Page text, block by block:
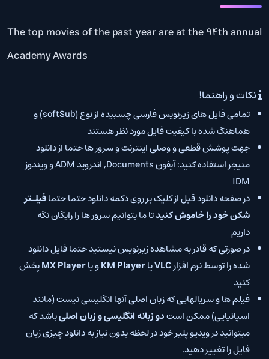
The top movies of the past year are at the 94th annual
Academy Awards
نکات و راهنما!
تمامی فایل های زیرنویس فارسی چسبیده از نوع (softSub) و
هماهنگ شده با کیفیت فایل مورد نظر هستند
جهت پوشش قطعی و وصلی اینترنت و سرور ها حتما از دانلود
منیجر استفاده کنید: آیفون Documents, اندروید ADM و ویندوز
IDM
در صفحه دانلود قبل از کلیک بر روی دکمه دانلود حتما حتمافیلـتر
شکن خود را خاموش کنیدتا ما بتوانیم سرور ها را رایگان نگه
داریم
در صورتی که قادر به مشاهده زیرنویس نیستید حتما فایل دانلود
شده را توسط نرم افزارVLCیاKM Playerو یاMX Playerپخش
کنید
فیلم ها و سریالهایی که زبان اصلی آنها انگلیسی نیست (مانند
اسپانیایی) ممکن استدو زبانه انگلیسی و زبان اصلیباشد که
میتوانید در ویدیو پلیر خود در لحظه بدون نیاز به دانلود چیزی زبان
فایل را تغییر دهید.